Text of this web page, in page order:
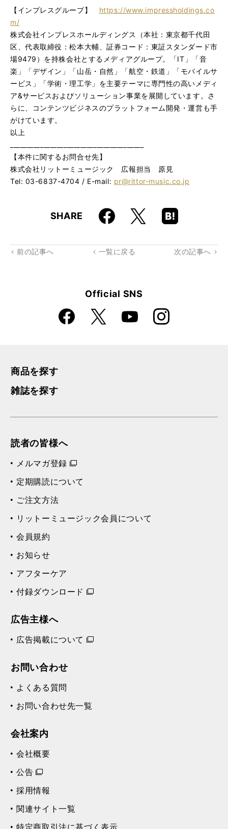
【インプレスグループ】 https://www.impressholdings.co
m/
株式会社インプレスホールディングス（本社：東京都千代田
区、代表取締役：松本大輔、証券コード：東証スタンダード市
場9479）を持株会社とするメディアグループ。「IT」「音
楽」「デザイン」「山岳・自然」「航空・鉄道」「モバイルサ
ービス」「学術・理工学」を主要テーマに専門性の高いメディ
ア&サービスおよびソリューション事業を展開しています。さ
らに、コンテンツビジネスのプラットフォーム開発・運営も手
がけています。
以上
【本件に関するお問合せ先】
株式会社リットーミュージック 広報担当 原見
Tel: 03-6837-4704 / E-mail: pr@rittor-music.co.jp
SHARE Faceboo
k
X
Hatena
Boo
rk
前の記事へ 一覧に戻る 次の記事へ
Official SNS
Faceboo
k
X YouTube Instagra
m
商品を探す
雑誌を探す
読者の皆様へ
メルマガ登録
定期購読について
ご注文方法
リットーミュージック会員について
会員規約
お知らせ
アフターケア
付録ダウンロード
広告主様へ
広告掲載について
お問い合わせ
よくある質問
お問い合わせ先一覧
会社案内
会社概要
公告
採用情報
関連サイト一覧